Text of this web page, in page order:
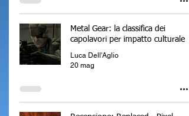
Metal Gear: la classifica dei
capolavori per impatto culturale
Luca Dell'Aglio
20 mag